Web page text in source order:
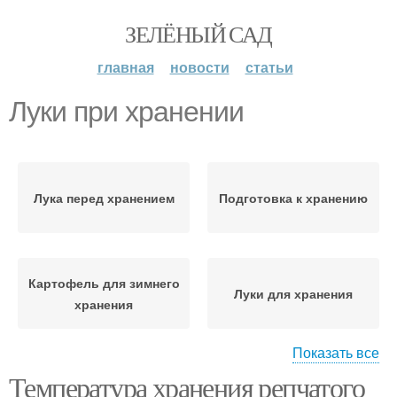
ЗЕЛЁНЫЙ САД
главная новости статьи
Луки при хранении
Лука перед хранением Подготовка к хранению
Картофель для зимнего
хранения
Луки для хранения
Показать все
Температура хранения репчатого